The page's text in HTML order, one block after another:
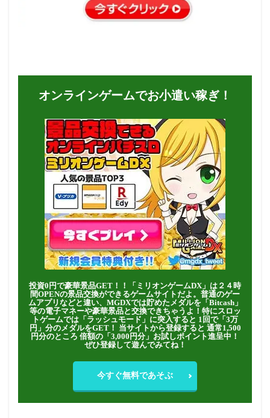
オンラインゲームでお小遣い稼ぎ！
投資0円で豪華景品GET！！「ミリオンゲームDX」は２４時
間OPENの景品交換ができるゲームサイトだよ。普通のゲー
ムアプリなどと違い、MGDXでは貯めたメダルを「Bitcash」
等の電子マネーや豪華景品と交換できちゃうよ！特にスロッ
トゲームでは「ラッシュモード」に突入すると 1回で「3万
円」分のメダルをGET！ 当サイトから登録すると 通常1,500
円分のところ 倍額の「3,000円分」お試しポイント進呈中！
ぜひ登録して遊んでみてね！
今すぐ無料であそぶ